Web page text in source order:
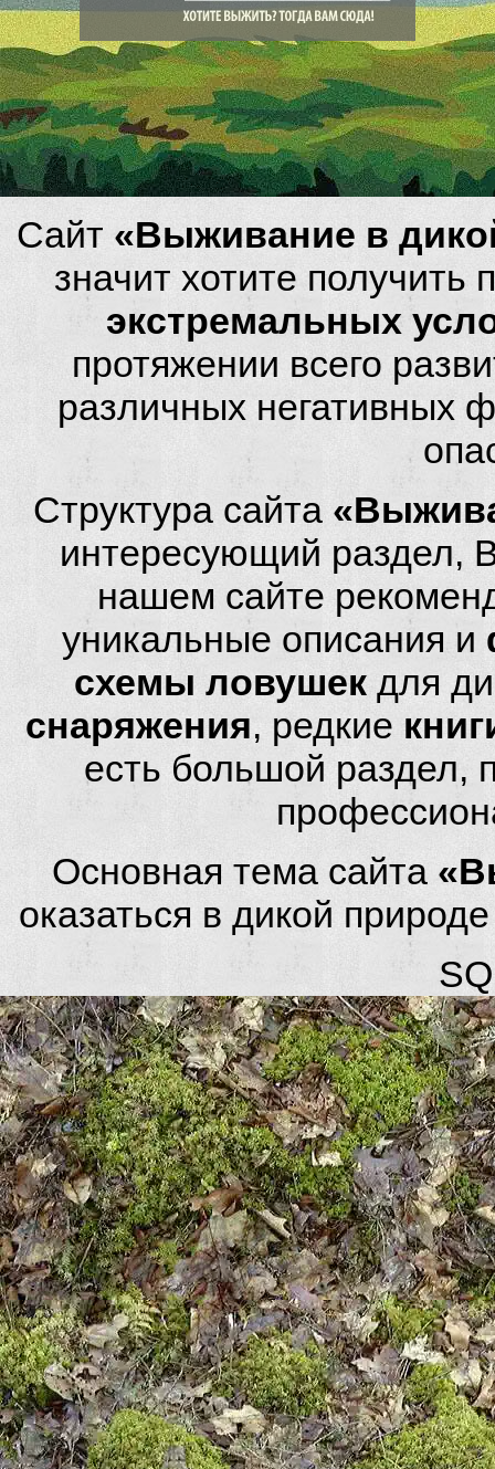
Сайт «Выживание в
значит хотите
экстремальных
протяжении всего
различных негативных
Структура сайта
интересующий раздел,
нашем сайте
уникальные описания и
схемы ловушек для
снаряжения, редкие
есть большой
Основная тема сайта
оказаться в дикой